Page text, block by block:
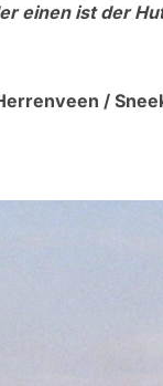
einen ist der
/